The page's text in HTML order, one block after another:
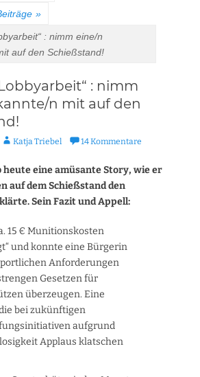
»
: nimm eine/n
auf den Schießstand!
: nimm
n mit auf den
AutorKatja Triebel 14 Kommentare
eine amüsante Story, wie er
auf dem Schießstand den
Sein Fazit und Appell:
15 € Munitionskosten
und konnte eine Bürgerin
Anforderungen
Gesetzen für
überzeugen. Eine
bei zukünftigen
aufgrund
Applaus klatschen